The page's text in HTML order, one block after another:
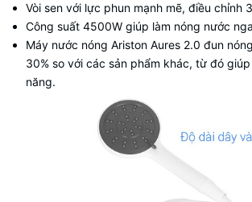
Vòi sen với lực phun mạnh mẽ, điều chỉnh
Công suất 4500W giúp làm nóng nước
Máy nước nóng Ariston Aures 2.0 đun
30% so với các sản phẩm khác, từ đó
năng.